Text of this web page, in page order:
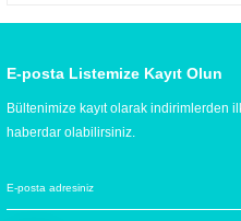
E-posta Listemize Kayıt Olun
Bültenimize kayıt olarak indirimlerden
haberdar olabilirsiniz.